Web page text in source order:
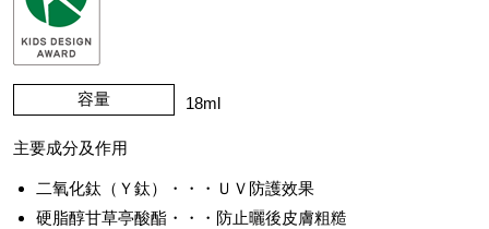
容量 18ml
主要成分及作用
二氧化鈦（Ｙ鈦）・・・ＵＶ防護效果
硬脂醇甘草亭酸酯・・・防止曬後皮膚粗糙